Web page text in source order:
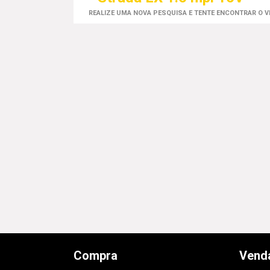
REALIZE UMA NOVA PESQUISA E TENTE ENCONTRAR O
Compra